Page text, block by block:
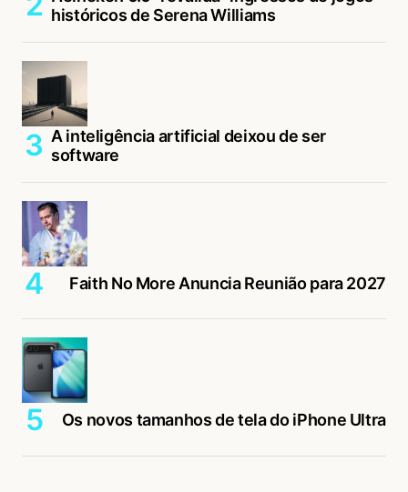
históricos de Serena Williams
A inteligência artificial deixou de ser
software
Faith No More Anuncia Reunião para 2027
Os novos tamanhos de tela do iPhone Ultra